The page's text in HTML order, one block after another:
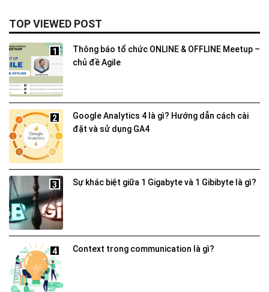
TOP VIEWED POST
1
Thông báo tổ chức ONLINE & OFFLINE Meetup –
chủ đề Agile
2
Google Analytics 4 là gì? Hướng dẫn cách cài
đặt và sử dụng GA4
3 Sự khác biệt giữa 1 Gigabyte và 1 Gibibyte là gì?
4 Context trong communication là gì?